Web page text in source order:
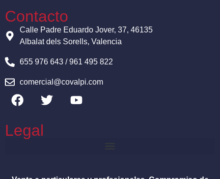
Contacto
Calle Padre Eduardo Jover, 37, 46135
Albalat dels Sorells, Valencia
655 976 643 / 961 495 822
comercial@covalpi.com
Legal